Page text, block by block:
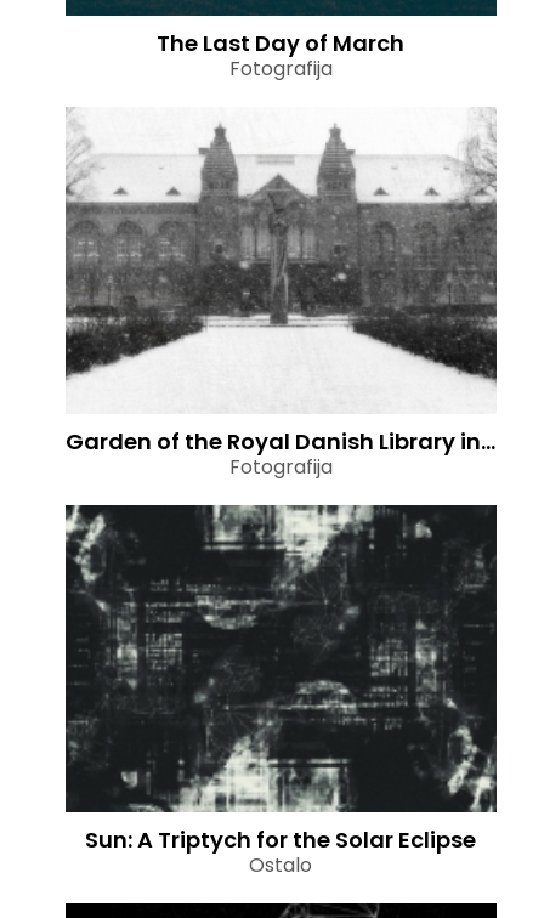
The Last Day of March
Fotografija
Garden of the Royal Danish Library in Light Snowfall
Fotografija
Sun: A Triptych for the Solar Eclipse
Ostalo